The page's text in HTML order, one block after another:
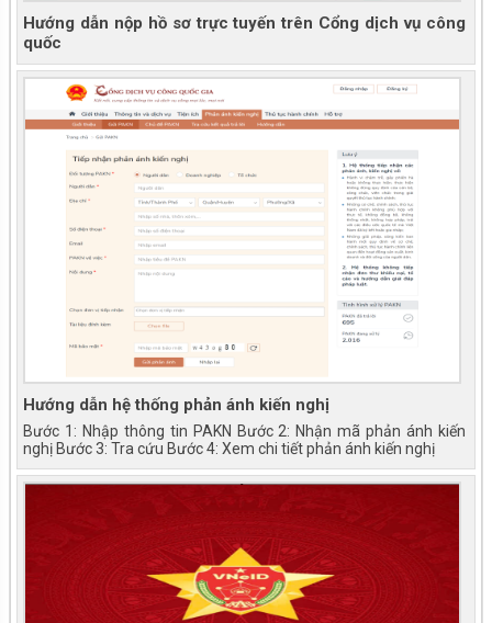
Hướng dẫn nộp hồ sơ trực tuyến trên Cổng dịch vụ công
quốc
Hướng dẫn hệ thống phản ánh kiến nghị
Bước 1: Nhập thông tin PAKN Bước 2: Nhận mã phản ánh kiến
nghị Bước 3: Tra cứu Bước 4: Xem chi tiết phản ánh kiến nghị